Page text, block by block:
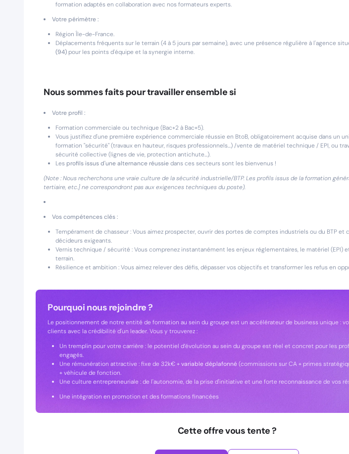
formation adaptés en collaboration avec nos formateurs experts.
Votre périmètre :
Région Île-de-France.
Déplacements fréquents sur le terrain (4 à 5 jours par semaine), avec une présence régulière à l'agence
(94) pour les points d'équipe et la synergie interne.
Nous sommes faits pour travailler ensemble si
Votre profil :
Formation commerciale ou technique (Bac+2 à Bac+5).
Vous justifiez d'une première expérience commerciale réussie en BtoB, obligatoirement acquise dans un
formation "sécurité" (travaux en hauteur, risques professionnels...) /vente de matériel technique / EPI, ou
sécurité collective (lignes de vie, protection antichute...).
Les profils issus d'une alternance réussiedans ces secteurs sont les bienvenus !
(Note : Nous recherchons une vraie culture de la sécurité industrielle/BTP. Les profils issus de la formation
tertiaire, etc.] ne correspondront pas aux exigences techniques du poste).
Vos compétences clés :
Tempérament de chasseur : Vous aimez prospecter, ouvrir des portes de comptes industriels ou du BTP et
décideurs exigeants.
Vernis technique / sécurité : Vous comprenez instantanément les enjeux réglementaires, le matériel (EPI)
terrain.
Résilience et ambition : Vous aimez relever des défis, dépasser vos objectifs et transformer les refus en
Pourquoi nous rejoindre ?
Le positionnement de notre entité de formation au sein du groupe est un accélérateur de business unique :
clients avec la crédibilité d'un leader. Vous y trouverez :
Un tremplin pour votre carrière : le potentiel d’évolution au sein du groupe est réel et concret pour les
engagés.
Une rémunération attractive : fixe de 32k€ +variable déplafonné(commissions sur CA + primes
+ véhicule de fonction.
Une culture entrepreneuriale : de l'autonomie, de la prise d'initiative et une forte reconnaissance de vos
Une intégration en promotion et des formations financées
Cette offre vous tente ?